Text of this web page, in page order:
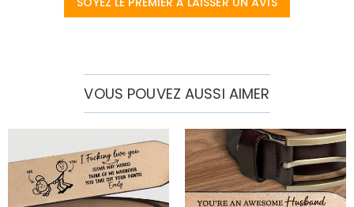
VOUS POUVEZ AUSSI AIMER